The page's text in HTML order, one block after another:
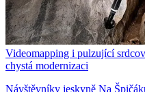
Videomapping i pulzující
chystá modernizaci
Návštěvníky jeskyně Na